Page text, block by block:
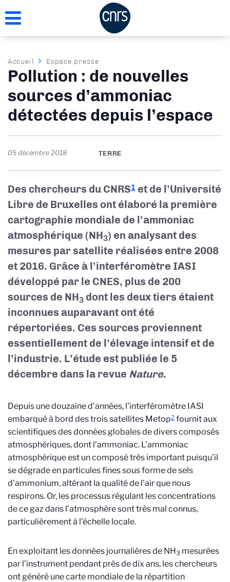
au
Fil
d'Ariane
Accueil Espace presse
Pollution : de nouvelles
sources d’ammoniac
détectées depuis l’espace
05 décembre 2018 TERRE
Des chercheurs du CNRS1 et de l’Université
Libre de Bruxelles ont élaboré la première
cartographie mondiale de l’ammoniac
atmosphérique (NH3) en analysant des
mesures par satellite réalisées entre 2008
et 2016. Grâce à l’interféromètre IASI
développé par le CNES, plus de 200
sources de NH3 dont les deux tiers étaient
inconnues auparavant ont été
répertoriées. Ces sources proviennent
essentiellement de l’élevage intensif et de
l’industrie. L’étude est publiée le 5
décembre dans la revue Nature.
Depuis une douzaine d’années, l’interféromètre IASI
embarqué à bord des trois satellites Metop2 fournit aux
scientifiques des données globales de divers composés
atmosphériques, dont l’ammoniac. L’ammoniac
atmosphérique est un composé très important puisqu’il
se dégrade en particules fines sous forme de sels
d’ammonium, altérant la qualité de l’air que nous
respirons. Or, les processus régulant les concentrations
de ce gaz dans l’atmosphère sont très mal connus,
particulièrement à l’échelle locale.
En exploitant les données journalières de NH3 mesurées
par l’instrument pendant près de dix ans, les chercheurs
ont généré une carte mondiale de la répartition